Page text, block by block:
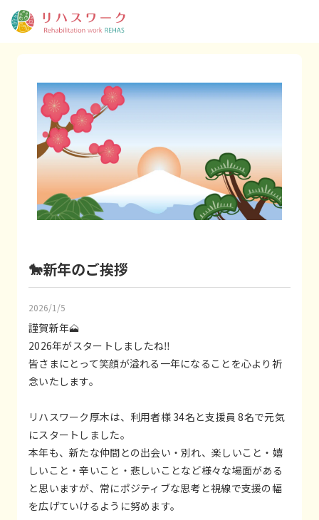
🐎新年のご挨拶
2026/1/5
謹賀新年🗻
2026年がスタートしましたね‼️
皆さまにとって笑顔が溢れる一年になることを心より祈
念いたします。
リハスワーク厚木は、利用者様 34名と支援員 8名で元気
にスタートしました。
本年も、新たな仲間との出会い・別れ、楽しいこと・嬉
しいこと・辛いこと・悲しいことなど様々な場面がある
と思いますが、常にポジティブな思考と視線で支援の幅
を広げていけるように努めます。